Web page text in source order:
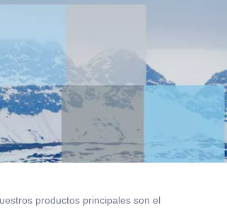
productos principales son el